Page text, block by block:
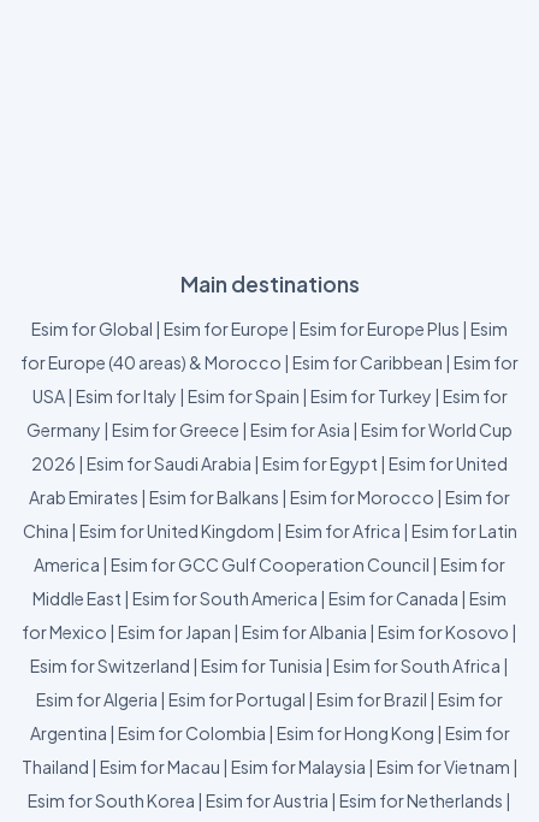
Main destinations
Esim for Global | Esim for Europe | Esim for Europe Plus | Esim
for Europe (40 areas) & Morocco | Esim for Caribbean | Esim for
USA| Esim for Italy | Esim for Spain | Esim for Turkey | Esim for
Germany | Esim for Greece | Esim for Asia | Esim for World Cup
2026 | Esim for Saudi Arabia | Esim for Egypt | Esim for United
Arab Emirates | Esim for Balkans | Esim for Morocco | Esim for
China | Esim for United Kingdom | Esim for Africa | Esim for Latin
America | Esim for GCC Gulf Cooperation Council | Esim for
Middle East | Esim for South America | Esim for Canada | Esim
for Mexico | Esim for Japan | Esim for Albania | Esim for Kosovo |
Esim for Switzerland | Esim for Tunisia | Esim for South Africa |
Esim for Algeria | Esim for Portugal | Esim for Brazil | Esim for
Argentina | Esim for Colombia | Esim for Hong Kong | Esim for
Thailand | Esim for Macau | Esim for Malaysia | Esim for Vietnam |
Esim for South Korea | Esim for Austria | Esim for Netherlands |